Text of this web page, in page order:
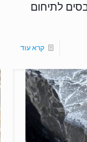
לתיחום
קרא עוד